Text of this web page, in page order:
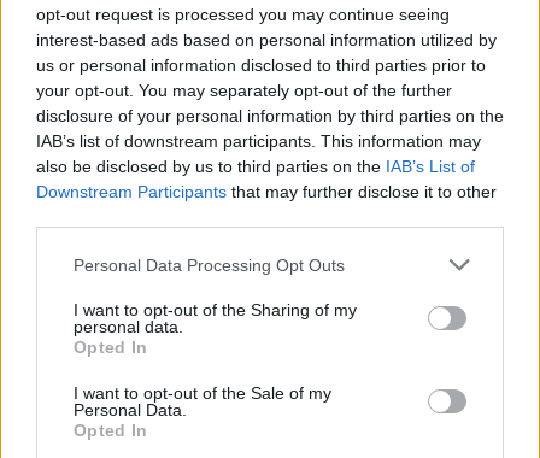
opt-out request is processed you may continue seeing
interest-based ads based on personal information utilized by
us or personal information disclosed to third parties prior to
your opt-out. You may separately opt-out of the further
disclosure of your personal information by third parties on the
IAB’s list of downstream participants. This information may
also be disclosed by us to third parties on the IAB’s List of
Downstream Participants that may further disclose it to other
Personal Data Processing Opt Outs
I want to opt-out of the Sharing of my
personal data.
Opted In
I want to opt-out of the Sale of my
Personal Data.
Opted In
Εγγραφή στο newsletter
Αποδέχομαι τους
και την πολιτική απορρήτου